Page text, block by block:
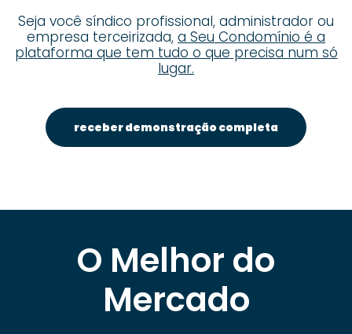
Seja você síndico profissional, administrador ou
empresa terceirizada, a Seu Condomínio é a
plataforma que tem tudo o que precisa num só
lugar.
receber demonstração completa
O Melhor do
Mercado